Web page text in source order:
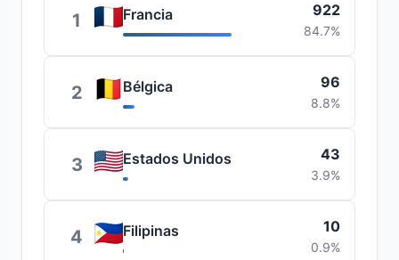
1 Francia 922
84.7%
2 Bélgica 96
8.8%
3 Estados Unidos 43
3.9%
4 Filipinas 10
0.9%